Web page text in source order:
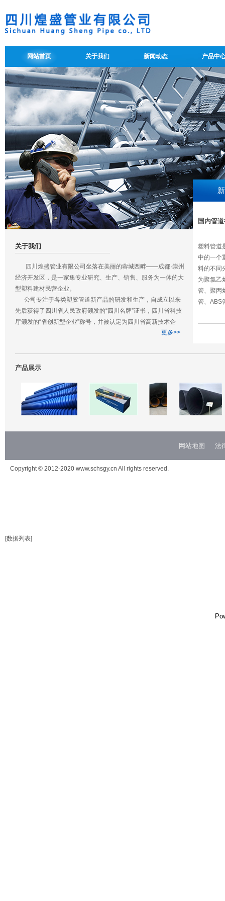
网站首页 关于我们 新闻动态 产品中
关于我们
四川煌盛管业有限公司坐落在美丽的蓉城西畔——成都·崇州
经济开发区，是一家集专业研究、生产、销售、服务为一体的大
型塑料建材民营企业。
公司专注于各类塑胶管道新产品的研发和生产，自成立以来
先后获得了四川省人民政府颁发的“四川名牌”证书，四川省科技
厅颁发的“省创新型企业”称号，并被认定为四川省高新技术企
业。公司与清华大学、四川大学高分子材料学院成立了联合研发
四川煌盛管业有限公司是一家年轻的公司，我们秉承为社会
生产优质、优价给排水管道的企业宗旨，坚持优质高标准生产，
远大目标。
更多>>
国内管
塑料管道
中的一个
料的不同
为聚氯乙
管、聚丙
管、ABS
产品展示
网站地图 法
Copyright © 2012-2020 www.schsgy.cn All rights reserved.
[数据列表]